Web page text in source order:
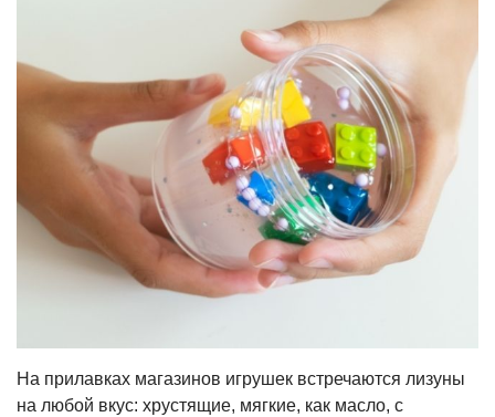
На прилавках магазинов игрушек встречаются лизуны
на любой вкус: хрустящие, мягкие, как масло, с